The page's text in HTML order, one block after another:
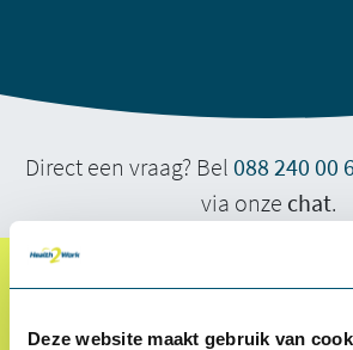
Deze website maakt gebruik van
Direct een vraag? Bel 088 240 00
via onze chat.